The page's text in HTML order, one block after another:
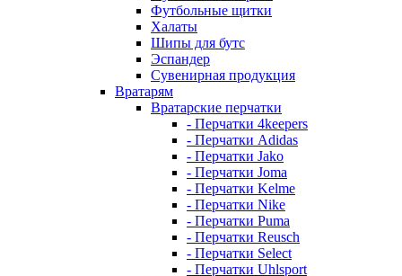
Футбольные щитки
Халаты
Шипы для бутс
Эспандер
Сувенирная продукция
Вратарям
Вратарские перчатки
- Перчатки 4keepers
- Перчатки Adidas
- Перчатки Jako
- Перчатки Joma
- Перчатки Kelme
- Перчатки Nike
- Перчатки Puma
- Перчатки Reusch
- Перчатки Select
- Перчатки Uhlsport